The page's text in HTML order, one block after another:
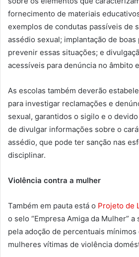
fornecimento de materiais
exemplos de condutas passíveis de
assédio sexual; implantação de boas
prevenir essas situações; e
acessíveis para denúncia no âmbito
As escolas também deverão
para investigar reclamações e
sexual, garantidos o sigilo e o
de divulgar informações sobre o
assédio, que pode ter sanção nas
disciplinar.
Violência contra a mulher
Também em pauta está o Projeto de
o selo “Empresa Amiga da Mulher”
pela adoção de percentuais
mulheres vítimas de violência